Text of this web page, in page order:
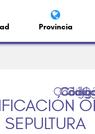
Provincia